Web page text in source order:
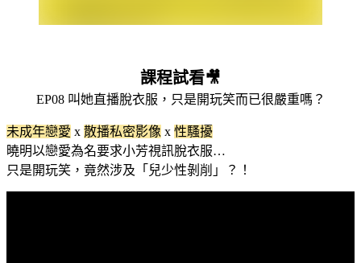
課程試看🎥
EP08 叫她直播脫衣服，只是開玩笑而已很嚴重嗎？
未成年戀愛 x 散播私密影像 x 性騷擾
曉明以戀愛為名要求小芳視訊脫衣服…
只是開玩笑，竟然涉及「兒少性剝削」？！